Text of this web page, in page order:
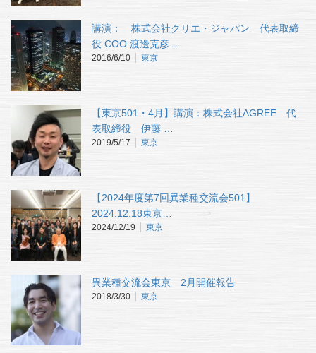
講演： 株式会社クリエ・ジャパン 代表取締
役 COO 渡邊克彦 …
2016/6/10 東京
【東京501・4月】講演：株式会社AGREE 代
表取締役 伊藤 …
2019/5/17 東京
【2024年度第7回異業種交流会501】
2024.12.18東京…
2024/12/19 東京
異業種交流会東京 2月開催報告
2018/3/30 東京